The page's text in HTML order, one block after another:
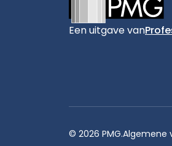
Een uitgave van
© 2026 PMG.Algemene